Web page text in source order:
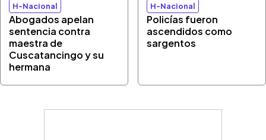
H-Nacional
Abogados apelan
sentencia contra
maestra de
Cuscatancingo y su
hermana
H-Nacional
Policías fueron
ascendidos como
sargentos